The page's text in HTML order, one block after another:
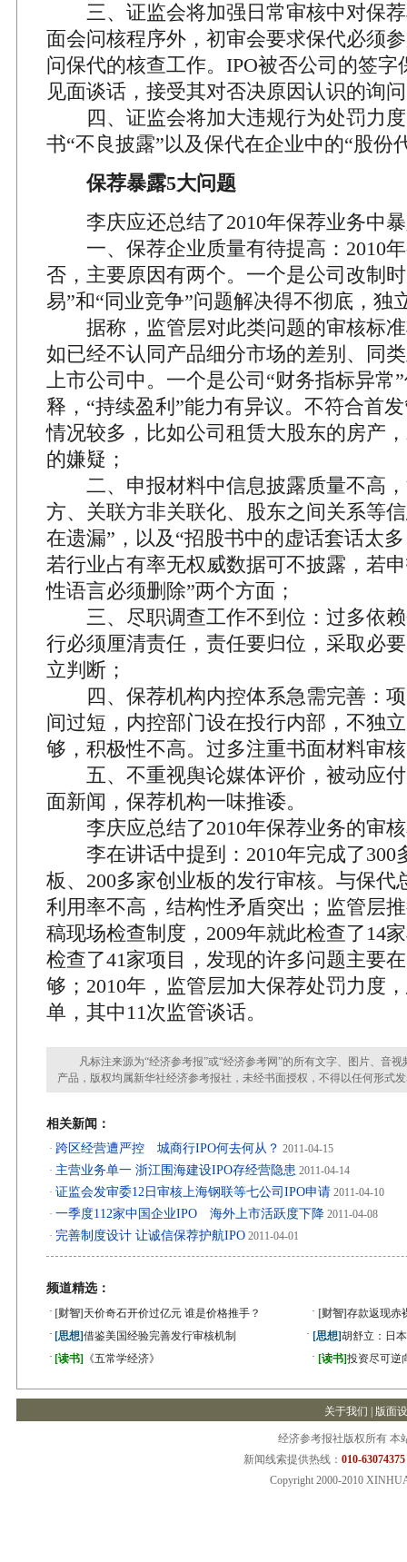
三、证监会将加强日常审核中对保荐
面会问核程序外，初审会要求保代必须
问保代的核查工作。IPO被否公司的签字
见面谈话，接受其对否决原因认识的询
四、证监会将加大违规行为处罚力度
书“不良披露”以及保代在企业中的“股份
保荐暴露5大问题
李庆应还总结了2010年保荐业务中暴
一、保荐企业质量有待提高：2010年
否，主要原因有两个。一个是公司改制
易”和“同业竞争”问题解决得不彻底，独
据称，监管层对此类问题的审核标准
如已经不认同产品细分市场的差别、同
上市公司中。一个是公司“财务指标异常
释，“持续盈利”能力有异议。不符合首
情况较多，比如公司租赁大股东的房产
的嫌疑；
二、申报材料中信息披露质量不高，
方、关联方非关联化、股东之间关系等
在遗漏”，以及“招股书中的虚话套话太
若行业占有率无权威数据可不披露，若
性语言必须删除”两个方面；
三、尽职调查工作不到位：过多依赖
行必须厘清责任，责任要归位，采取必
立判断；
四、保荐机构内控体系急需完善：项
间过短，内控部门设在投行内部，不独
够，积极性不高。过多注重书面材料审
五、不重视舆论媒体评价，被动应付
面新闻，保荐机构一味推诿。
李庆应总结了2010年保荐业务的审核
李在讲话中提到：2010年完成了300
板、200多家创业板的发行审核。与保代
利用率不高，结构性矛盾突出；监管层
稿现场检查制度，2009年就此检查了14
检查了41家项目，发现的许多问题主要
够；2010年，监管层加大保荐处罚力度
单，其中11次监管谈话。
凡标注来源为“经济参考报”或“经济参考网”的所有文字、图片、音视
产品，版权均属新华社经济参考报社，未经书面授权，不得以任何形式
相关新闻：
· 跨区经营遭严控 城商行IPO何去何从？ 2011-04-15
· 主营业务单一 浙江围海建设IPO存经营隐患 2011-04-14
· 证监会发审委12日审核上海钢联等七公司IPO申请 2011-04-10
· 一季度112家中国企业IPO 海外上市活跃度下降 2011-04-08
· 完善制度设计 让诚信保荐护航IPO 2011-04-01
频道精选：
· [财智] 天价奇石开价过亿元 谁是价格推手？ · [财智]存款返现赤
· [思想]借鉴美国经验完善发行审核机制 · [思想]胡舒立：日
· [读书] 《五常学经济》 · [读书]投资尽可逆
关于我们 版面
经济参考报社版权所有 本
新闻线索提供热线： 010-
Copyright 2000-2010